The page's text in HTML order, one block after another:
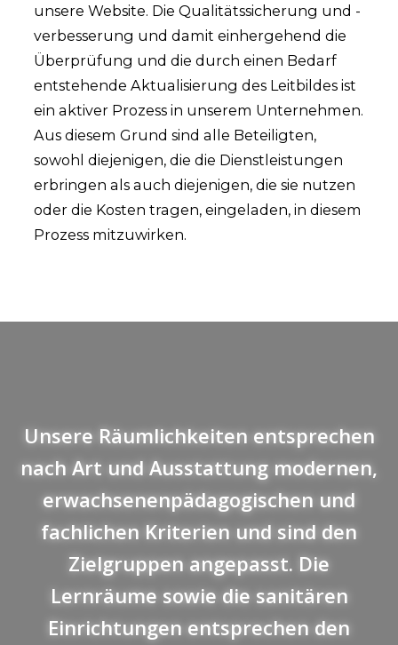
unsere Website. Die Qualitätssicherung und -
verbesserung und damit einhergehend die
Überprüfung und die durch einen Bedarf
entstehende Aktualisierung des Leitbildes ist
ein aktiver Prozess in unserem Unternehmen.
Aus diesem Grund sind alle Beteiligten,
sowohl diejenigen, die die Dienstleistungen
erbringen als auch diejenigen, die sie nutzen
oder die Kosten tragen, eingeladen, in diesem
Prozess mitzuwirken.
Unsere Räumlichkeiten entsprechen
nach Art und Ausstattung modernen,
erwachsenenpädagogischen und
fachlichen Kriterien und sind den
Zielgruppen angepasst. Die
Lernräume sowie die sanitären
Einrichtungen entsprechen den